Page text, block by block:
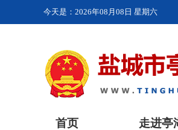
今天是： 2026年08月08日 星期六
首页 走进亭